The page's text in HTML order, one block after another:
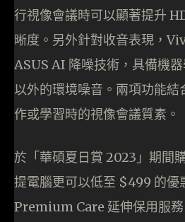
行視像會議時可以顯著提升
晰度。另外針對收音表現，
ASUS AI 降噪技術，具備機
以外的環境噪音。兩項功能結
作或學習時的視像會議質素。
於「華碩夏日賞 2023」期間
提電腦更可以低至 $499 的優
Premium Care 延伸保用服